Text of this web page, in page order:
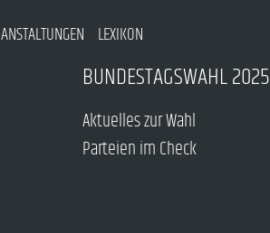
LEXIKON
BUNDESTAGSWAHL 2025
Aktuelles zur Wahl
Parteien im Check